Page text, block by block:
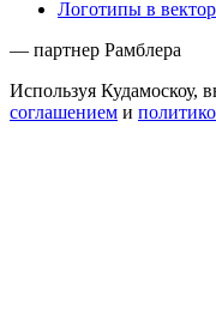
Логотипы в
— партнер Рамблера
Используя Кудамоскоу,
соглашением и